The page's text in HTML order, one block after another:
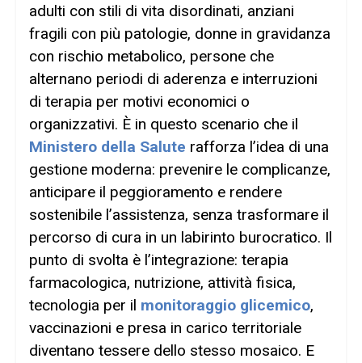
adulti con stili di vita disordinati, anziani
fragili con più patologie, donne in gravidanza
con rischio metabolico, persone che
alternano periodi di aderenza e interruzioni
di terapia per motivi economici o
organizzativi. È in questo scenario che il
Ministero della Salute rafforza l’idea di una
gestione moderna: prevenire le complicanze,
anticipare il peggioramento e rendere
sostenibile l’assistenza, senza trasformare il
percorso di cura in un labirinto burocratico. Il
punto di svolta è l’integrazione: terapia
farmacologica, nutrizione, attività fisica,
tecnologia per il monitoraggio glicemico,
vaccinazioni e presa in carico territoriale
diventano tessere dello stesso mosaico. E